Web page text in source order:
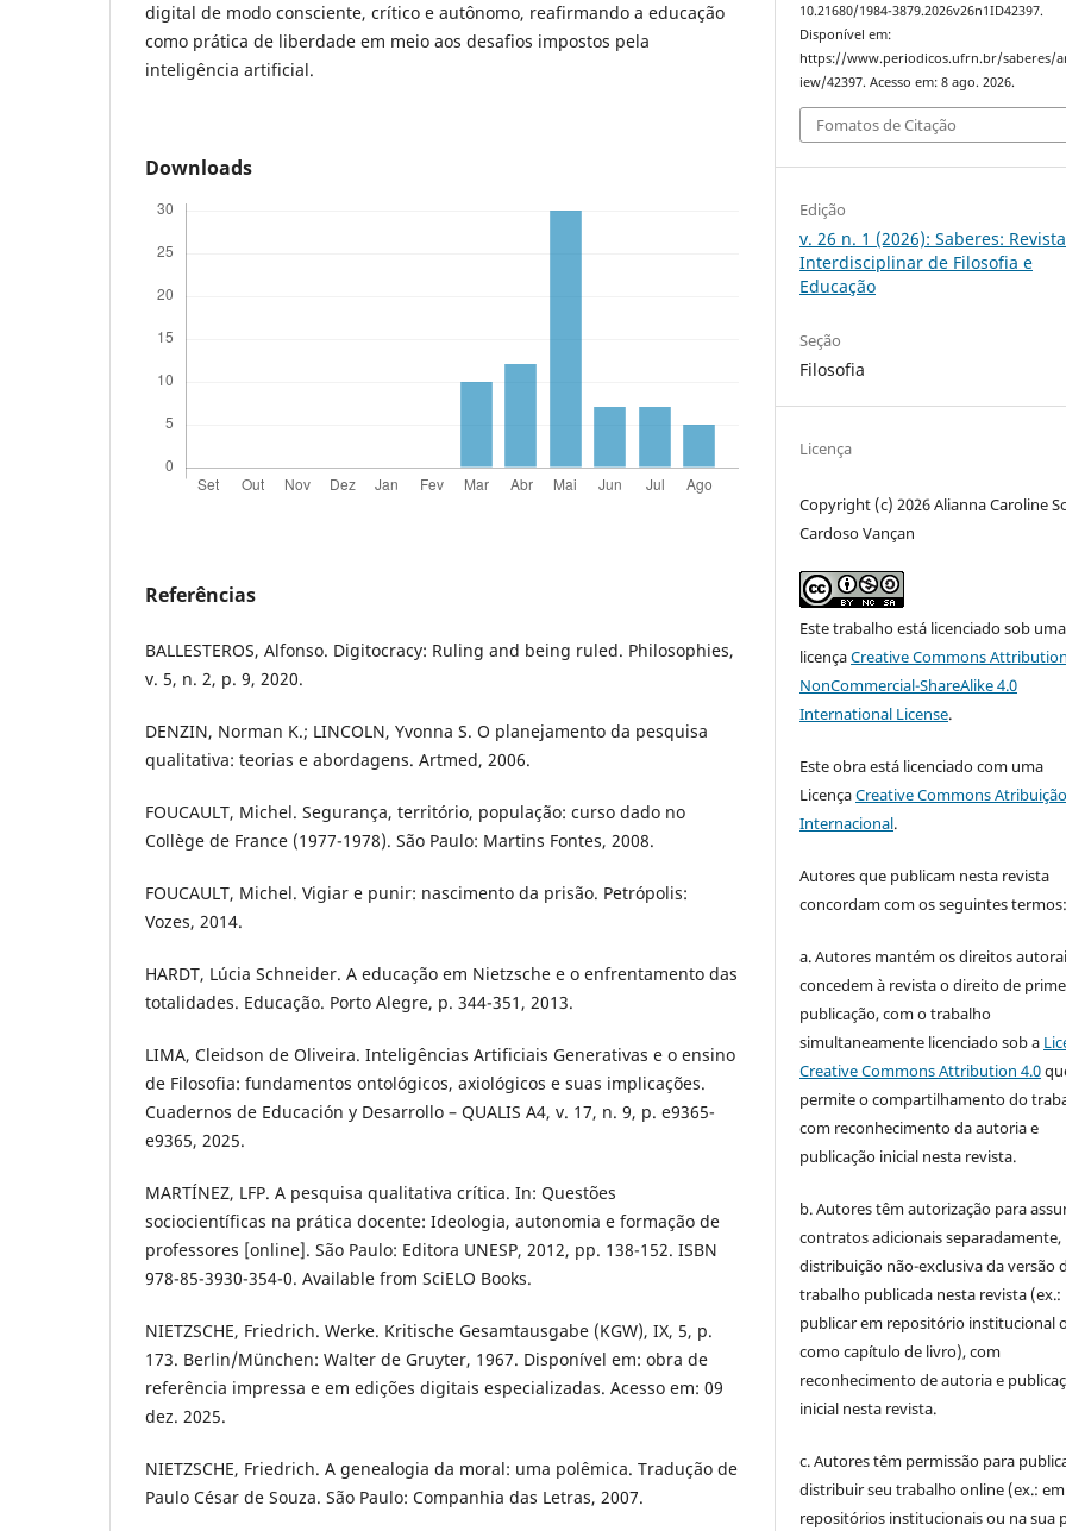
digital de modo consciente, crítico e autônomo, reafirmando a educação
como prática de liberdade em meio aos desafios impostos pela
inteligência artificial.
Downloads
Referências
BALLESTEROS, Alfonso. Digitocracy: Ruling and being ruled. Philosophies,
v. 5, n. 2, p. 9, 2020.
DENZIN, Norman K.; LINCOLN, Yvonna S. O planejamento da pesquisa
qualitativa: teorias e abordagens. Artmed, 2006.
FOUCAULT, Michel. Segurança, território, população: curso dado no
Collège de France (1977-1978). São Paulo: Martins Fontes, 2008.
FOUCAULT, Michel. Vigiar e punir: nascimento da prisão. Petrópolis:
Vozes, 2014.
HARDT, Lúcia Schneider. A educação em Nietzsche e o enfrentamento das
totalidades. Educação. Porto Alegre, p. 344-351, 2013.
LIMA, Cleidson de Oliveira. Inteligências Artificiais Generativas e o ensino
de Filosofia: fundamentos ontológicos, axiológicos e suas implicações.
Cuadernos de Educación y Desarrollo – QUALIS A4, v. 17, n. 9, p. e9365-
e9365, 2025.
MARTÍNEZ, LFP. A pesquisa qualitativa crítica. In: Questões
sociocientíficas na prática docente: Ideologia, autonomia e formação de
professores [online]. São Paulo: Editora UNESP, 2012, pp. 138-152. ISBN
978-85-3930-354-0. Available from SciELO Books.
NIETZSCHE, Friedrich. Werke. Kritische Gesamtausgabe (KGW), IX, 5, p.
173. Berlin/München: Walter de Gruyter, 1967. Disponível em: obra de
referência impressa e em edições digitais especializadas. Acesso em: 09
dez. 2025.
NIETZSCHE, Friedrich. A genealogia da moral: uma polêmica. Tradução de
Paulo César de Souza. São Paulo: Companhia das Letras, 2007.
10.21680/1984-3879.2026v26n1ID42397.
Disponível em:
https://www.periodicos.ufrn.br/saberes/
iew/42397. Acesso em: 8 ago. 2026.
Fomatos de Citação
Edição
v. 26 n. 1 (2026): Saberes: Revista
Interdisciplinar de Filosofia e
Educação
Seção
Filosofia
Licença
Copyright (c) 2026 Alianna Caroline
Cardoso Vançan
Este trabalho está licenciado sob uma
licençaCreative Commons
NonCommercial-ShareAlike 4.0
International License.
Este obra está licenciado com uma
LicençaCreative Commons
Internacional.
Autores que publicam nesta revista
concordam com os seguintes termos:
a. Autores mantém os direitos
concedem à revista o direito de
publicação, com o trabalho
simultaneamente licenciado sob a
Creative Commons Attribution 4.0
permite o compartilhamento do
com reconhecimento da autoria e
publicação inicial nesta revista.
b. Autores têm autorização para
contratos adicionais separadamente,
distribuição não-exclusiva da versão
trabalho publicada nesta revista (ex.:
publicar em repositório institucional
como capítulo de livro), com
reconhecimento de autoria e
inicial nesta revista.
c. Autores têm permissão para
distribuir seu trabalho online (ex.: em
repositórios institucionais ou na sua